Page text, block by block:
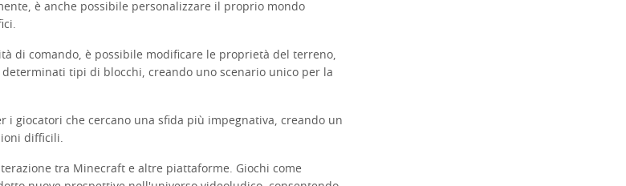
è anche possibile personalizzare il proprio mondo
di comando, è possibile modificare le proprietà del terreno,
tipi di blocchi, creando uno scenario unico per la
i giocatori che cercano una sfida più impegnativa, creando un
difficili.
tra Minecraft e altre piattaforme. Giochi come